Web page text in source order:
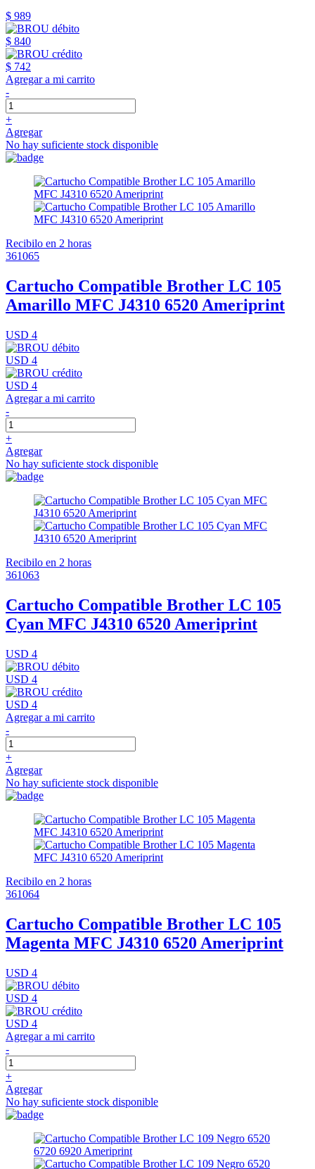
$ 989
$ 840
$ 742
Agregar a mi carrito
-
+
Agregar
No hay suficiente stock disponible
Recibilo en 2 horas
361065
Cartucho Compatible Brother LC 105
Amarillo MFC J4310 6520 Ameriprint
USD 4
USD 4
USD 4
Agregar a mi carrito
-
+
Agregar
No hay suficiente stock disponible
Recibilo en 2 horas
361063
Cartucho Compatible Brother LC 105
Cyan MFC J4310 6520 Ameriprint
USD 4
USD 4
USD 4
Agregar a mi carrito
-
+
Agregar
No hay suficiente stock disponible
Recibilo en 2 horas
361064
Cartucho Compatible Brother LC 105
Magenta MFC J4310 6520 Ameriprint
USD 4
USD 4
USD 4
Agregar a mi carrito
-
+
Agregar
No hay suficiente stock disponible